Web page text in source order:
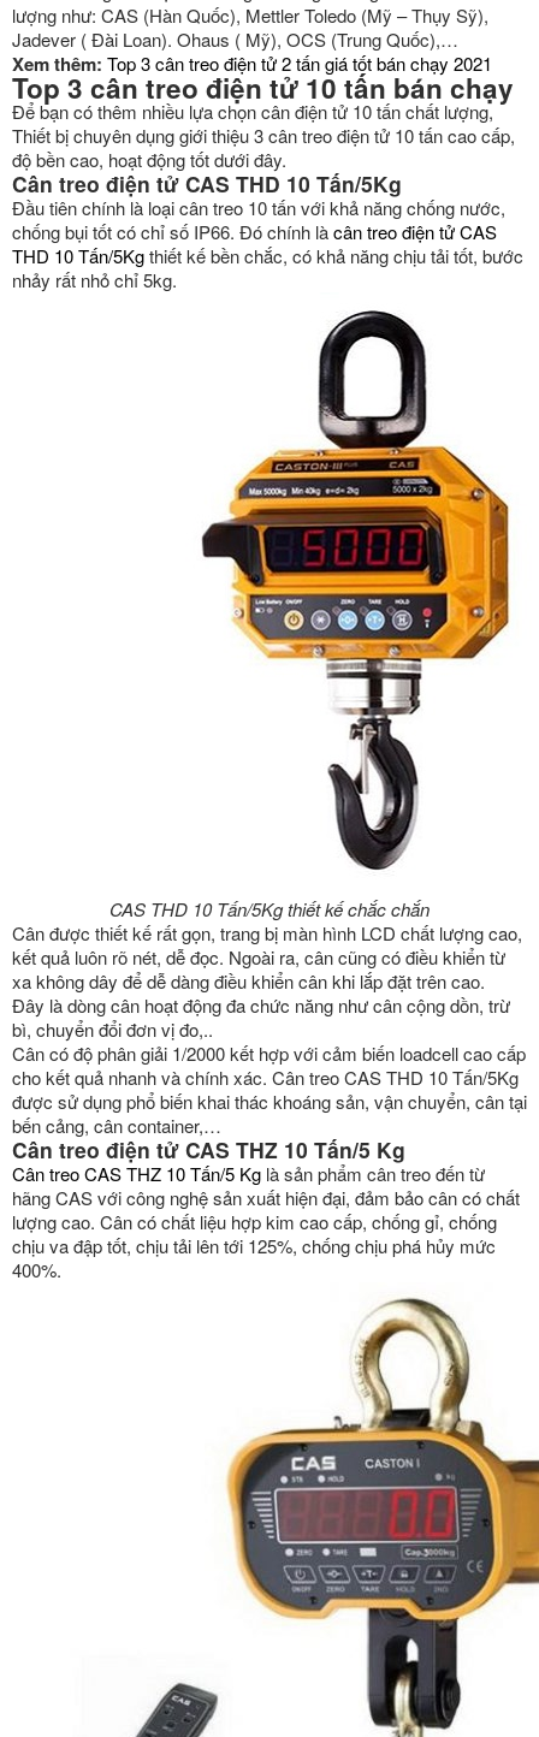
lượng như: CAS (Hàn Quốc), Mettler Toledo (Mỹ – Thụy Sỹ),
Jadever ( Đài Loan). Ohaus ( Mỹ), OCS (Trung Quốc),…
Xem thêm: Top 3 cân treo điện tử 2 tấn giá tốt bán chạy 2021
Top 3 cân treo điện tử 10 tấn bán chạy
Để bạn có thêm nhiều lựa chọn cân điện tử 10 tấn chất lượng,
Thiết bị chuyên dụng giới thiệu 3 cân treo điện tử 10 tấn cao cấp,
độ bền cao, hoạt động tốt dưới đây.
Cân treo điện tử CAS THD 10 Tấn/5Kg
Đầu tiên chính là loại cân treo 10 tấn với khả năng chống nước,
chống bụi tốt có chỉ số IP66. Đó chính làcân treo điện tử CAS
THD 10 Tấn/5Kgthiết kế bền chắc, có khả năng chịu tải tốt, bước
nhảy rất nhỏ chỉ 5kg.
CAS THD 10 Tấn/5Kg thiết kế chắc chắn
Cân được thiết kế rất gọn, trang bị màn hình LCD chất lượng cao,
kết quả luôn rõ nét, dễ đọc. Ngoài ra, cân cũng có điều khiển từ
xa không dây để dễ dàng điều khiển cân khi lắp đặt trên cao.
Đây là dòng cân hoạt động đa chức năng như cân cộng dồn, trừ
bì, chuyển đổi đơn vị đo,..
Cân có độ phân giải 1/2000 kết hợp với cảm biến loadcell cao cấp
cho kết quả nhanh và chính xác. Cân treo CAS THD 10 Tấn/5Kg
được sử dụng phổ biến khai thác khoáng sản, vận chuyển, cân tại
bến cảng, cân container,…
Cân treo điện tử CAS THZ 10 Tấn/5 Kg
Cân treo CAS THZ 10 Tấn/5 Kg là sản phẩm cân treo đến từ
hãng CAS với công nghệ sản xuất hiện đại, đảm bảo cân có chất
lượng cao. Cân có chất liệu hợp kim cao cấp, chống gỉ, chống
chịu va đập tốt, chịu tải lên tới 125%, chống chịu phá hủy mức
400%.